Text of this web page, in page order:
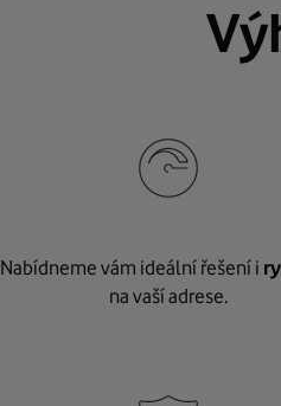
Nabídneme vám ideální řešení i
na vaší adrese.